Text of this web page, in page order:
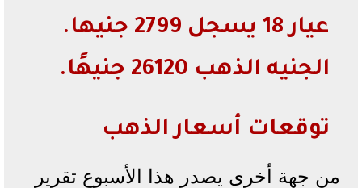
عيار 18 يسجل 2799 جنيها.
الجنيه الذهب 26120 جنيهًا.
توقعات أسعار الذهب
من جهة أخرى يصدر هذا الأسبوع تقرير